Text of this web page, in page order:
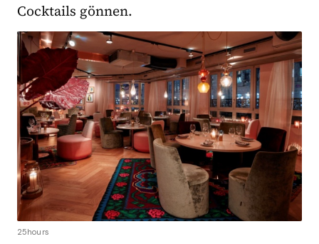
Cocktails gönnen.
25hours